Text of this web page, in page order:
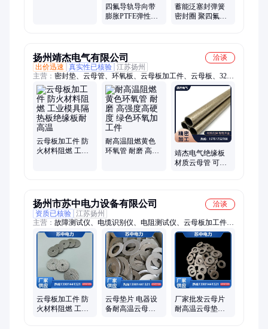
四氟导轨导向带
膨胀PTFE弹性密
蓄能泛塞封弹簧
密封圈 聚四氟乙
扬州靖杰电气有限公司
洽谈
出价迅速
真实性已核验 江苏扬州
主营： 密封垫、云母管、环氧板、云母板加工件、云母板、3240
环氧、绝缘垫片、环氧玻纤板、玻璃纤维板
云母板加工件 防
火材料阻燃 工业
耐高温阻燃黄色
环氧管 耐磨 高强
靖杰电气绝缘板
材质云母管 可定
扬州市苏中电力设备有限公司
洽谈
资质已核验 江苏扬州
主营： 故障测试仪、电缆识别仪、电阻测试仪、云母板加工件、
电缆识别测试仪、云母制品、环氧制品
云母板加工件 防
火材料阻燃 工业
云母垫片 电器设
备耐高温云母件
厂家批发云母片
耐高温云母垫片